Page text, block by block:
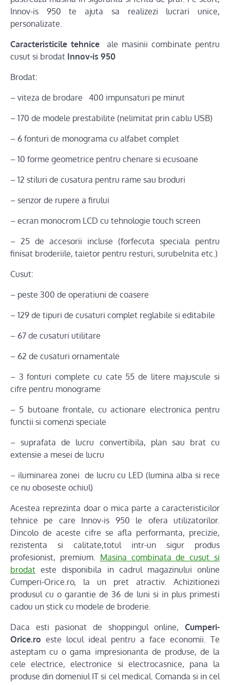
Innov-is 950 te ajuta sa realizezi lucrari unice,
personalizate.
Caracteristicile tehnice ale masinii combinate pentru
cusut si brodat Innov-is 950
Brodat:
– viteza de brodare 400 impunsaturi pe minut
– 170 de modele prestabilite (nelimitat prin cablu USB)
– 6 fonturi de monograma cu alfabet complet
– 10 forme geometrice pentru chenare si ecusoane
– 12 stiluri de cusatura pentru rame sau broduri
– senzor de rupere a firului
– ecran monocrom LCD cu tehnologie touch screen
– 25 de accesorii incluse (forfecuta speciala pentru
finisat broderiile, taietor pentru resturi, surubelnita etc.)
Cusut:
– peste 300 de operatiuni de coasere
– 129 de tipuri de cusaturi complet reglabile si editabile
– 67 de cusaturi utilitare
– 62 de cusaturi ornamentale
– 3 fonturi complete cu cate 55 de litere majuscule si
cifre pentru monograme
– 5 butoane frontale, cu actionare electronica pentru
functii si comenzi speciale
– suprafata de lucru convertibila, plan sau brat cu
extensie a mesei de lucru
– iluminarea zonei de lucru cu LED (lumina alba si rece
ce nu oboseste ochiul)
Acestea reprezinta doar o mica parte a caracteristicilor
tehnice pe care Innov-is 950 le ofera utilizatorilor.
Dincolo de aceste cifre se afla performanta, precizie,
rezistenta si calitate,totul intr-un sigur produs
profesionist, premium. Masina combinata de cusut si
brodat este disponibila in cadrul magazinului online
Cumperi-Orice.ro, la un pret atractiv. Achizitionezi
produsul cu o garantie de 36 de luni si in plus primesti
cadou un stick cu modele de broderie.
Daca esti pasionat de shoppingul online, Cumperi-
Orice.ro este locul ideal pentru a face economii. Te
asteptam cu o gama impresionanta de produse, de la
cele electrice, electronice si electrocasnice, pana la
produse din domeniul IT si cel medical. Comanda si in cel